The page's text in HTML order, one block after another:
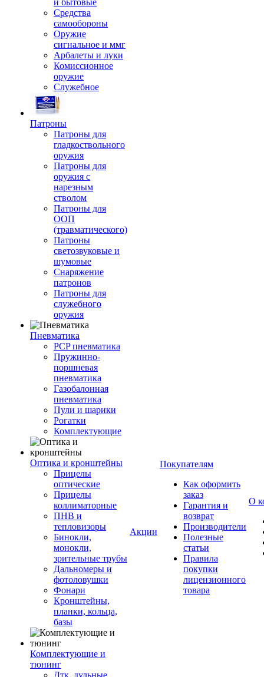
и бытовые
Средства
самообороны
Оружие
сигнальное и ммг
Арбалеты и луки
Комиссионное
оружие
Служебное
Патроны
Патроны для
гладкоствольного
оружия
Патроны для
оружия с
нарезным
стволом
Патроны для
ООП
(травматического)
Патроны
светозвуковые и
шумовые
Снаряжение
патронов
Патроны для
служебного
оружия
Пневматика
PCP пневматика
Пружинно-
поршневая
пневматика
Газобалонная
пневматика
Пули и шарики
Рогатки
Комплектующие
Оптика и кронштейны
Прицелы
оптические
Прицелы
коллиматорные
ПНВ и
тепловизоры
Бинокли,
монокли,
зрительные трубы
Дальномеры и
фотоловушки
Фонари
Кронштейны,
планки, кольца,
базы
Комплектующие и
тюнинг
Дтк, дульные
Акции
Покупателям
Как оформить
заказ
Гарантия и
возврат
Производители
Полезные
статьи
Правила
покупки
лицензионного
товара
О